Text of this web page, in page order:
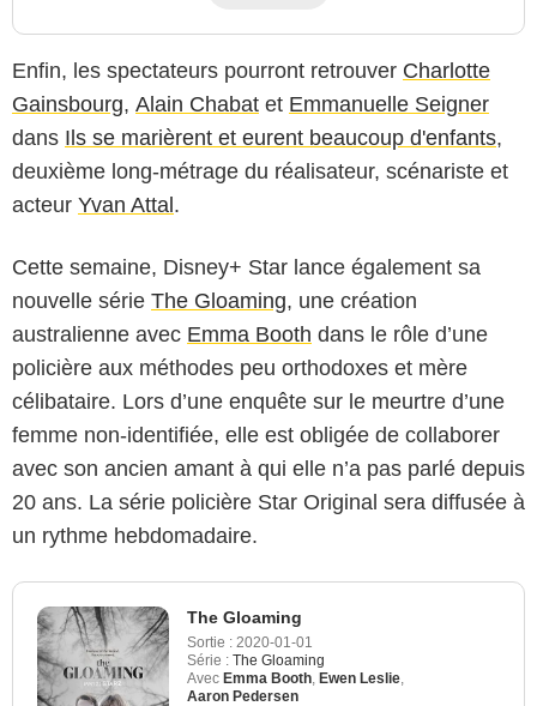
Enfin, les spectateurs pourront retrouver Charlotte
Gainsbourg, Alain Chabat et Emmanuelle Seigner
dans Ils se marièrent et eurent beaucoup d'enfants,
deuxième long-métrage du réalisateur, scénariste et
acteur Yvan Attal.
Cette semaine, Disney+ Star lance également sa
nouvelle série The Gloaming, une création
australienne avec Emma Booth dans le rôle d’une
policière aux méthodes peu orthodoxes et mère
célibataire. Lors d’une enquête sur le meurtre d’une
femme non-identifiée, elle est obligée de collaborer
avec son ancien amant à qui elle n’a pas parlé depuis
20 ans. La série policière Star Original sera diffusée à
un rythme hebdomadaire.
The Gloaming
Sortie : 2020-01-01
Série : The Gloaming
Avec Emma Booth Ewen Leslie
Aaron Pedersen